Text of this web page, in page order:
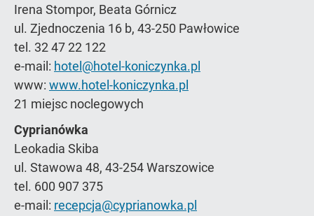
Irena Stompor, Beata Górnicz
ul. Zjednoczenia 16 b, 43-250 Pawłowice
tel. 32 47 22 122
e-mail: hotel@hotel-koniczynka.pl
www: www.hotel-koniczynka.pl
21 miejsc noclegowych
Cyprianówka
Leokadia Skiba
ul. Stawowa 48, 43-254 Warszowice
tel. 600 907 375
e-mail: recepcja@cyprianowka.pl